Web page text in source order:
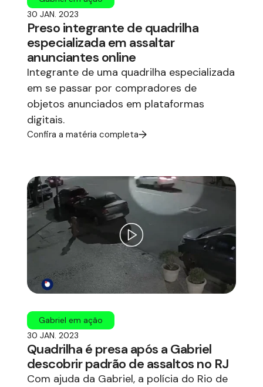
30 JAN. 2023
Preso integrante de quadrilha
especializada em assaltar
anunciantes online
Integrante de uma quadrilha especializada
em se passar por compradores de
objetos anunciados em plataformas
digitais.
Confira a matéria completa
Gabriel em ação
30 JAN. 2023
Quadrilha é presa após a Gabriel
descobrir padrão de assaltos no RJ
Com ajuda da Gabriel, a polícia do Rio de